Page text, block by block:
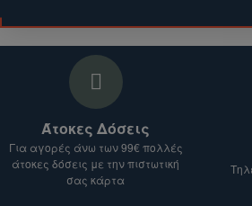
.
Επισκεφθείτε την ενότητα
Επικοινωνήστε μαζί μας
κατάστημα για
Αναφέρετε το είδος του
ενδιαφέρει.
Δώστε μας τη διεύθυνση
Άτοκες Δόσεις
Για αγορές άνω των 99€ πολλές
άτοκες δόσεις με την πιστωτική
σας κάρτα